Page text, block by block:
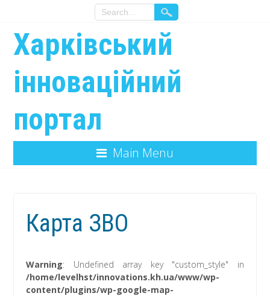
Харківський
інноваційний
портал
Main Menu
Карта ЗВО
Warning: Undefined array key "custom_style" in
/home/levelhst/innovations.kh.ua/www/wp-
content/plugins/wp-google-map-